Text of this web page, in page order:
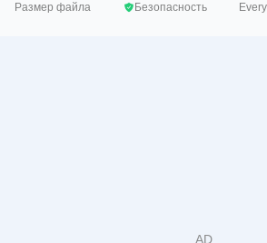
Размер файла
Безопасность